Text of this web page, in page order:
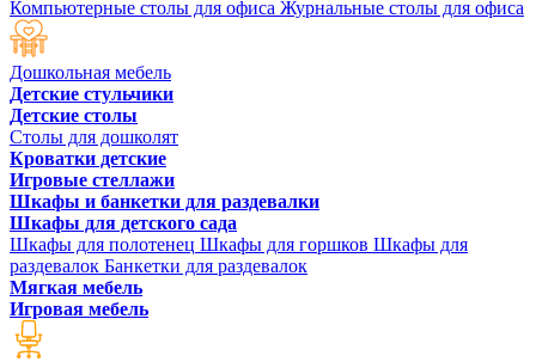
Компьютерные столы для офиса Журнальные столы для офиса
Дошкольная мебель
Детские стульчики
Детские столы
Столы для дошколят
Кроватки детские
Игровые стеллажи
Шкафы и банкетки для раздевалки
Шкафы для детского сада
Шкафы для полотенец Шкафы для горшков Шкафы для
раздевалок Банкетки для раздевалок
Мягкая мебель
Игровая мебель